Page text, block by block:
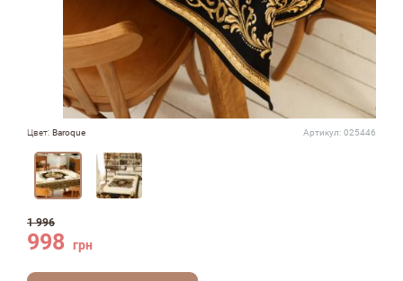
Цвет: Baroque Артикул: 025446
1 996
998 грн